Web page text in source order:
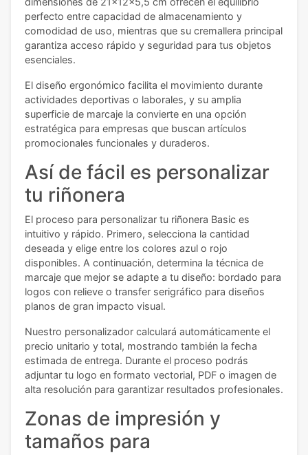
perfecto entre capacidad de almacenamiento y
comodidad de uso, mientras que su cremallera principal
garantiza acceso rápido y seguridad para tus objetos
esenciales.
El diseño ergonómico facilita el movimiento durante
actividades deportivas o laborales, y su amplia
superficie de marcaje la convierte en una opción
estratégica para empresas que buscan artículos
promocionales funcionales y duraderos.
Así de fácil es personalizar
tu riñonera
El proceso para personalizar tu riñonera Basic es
intuitivo y rápido. Primero, selecciona la cantidad
deseada y elige entre los colores azul o rojo
disponibles. A continuación, determina la técnica de
marcaje que mejor se adapte a tu diseño: bordado para
logos con relieve o transfer serigráfico para diseños
planos de gran impacto visual.
Nuestro personalizador calculará automáticamente el
precio unitario y total, mostrando también la fecha
estimada de entrega. Durante el proceso podrás
adjuntar tu logo en formato vectorial, PDF o imagen de
alta resolución para garantizar resultados profesionales.
Zonas de impresión y
tamaños para